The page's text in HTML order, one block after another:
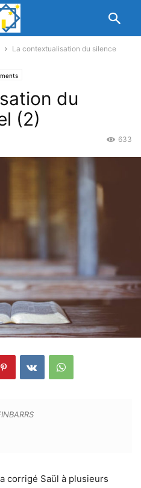
La contextualisation du silence
du
(2)
633
corrigé Saül à plusieurs